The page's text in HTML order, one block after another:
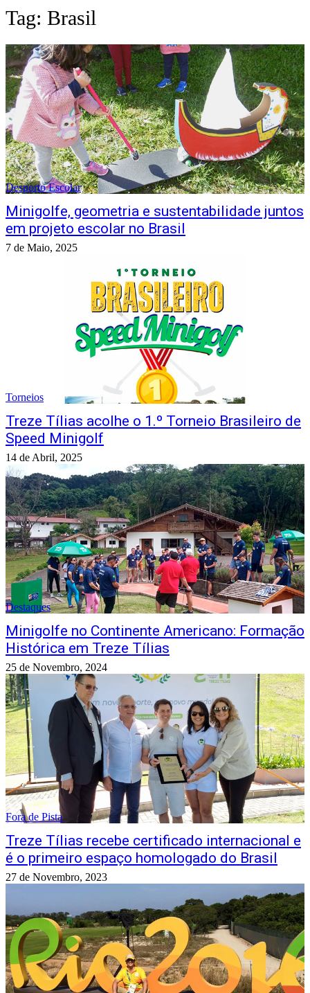
Tag: Brasil
Desporto Escolar
Minigolfe, geometria e sustentabilidade juntos
em projeto escolar no Brasil
7 de Maio, 2025
Torneios
Treze Tílias acolhe o 1.º Torneio Brasileiro de
Speed Minigolf
14 de Abril, 2025
Destaques
Minigolfe no Continente Americano: Formação
Histórica em Treze Tílias
25 de Novembro, 2024
Fora de Pista
Treze Tílias recebe certificado internacional e
é o primeiro espaço homologado do Brasil
27 de Novembro, 2023